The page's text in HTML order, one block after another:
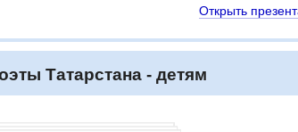
Открыть
Татарстана - детям